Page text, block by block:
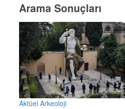
Arama Sonuçları
Aktüel Arkeoloji